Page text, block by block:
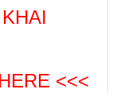
KHAI
<<<